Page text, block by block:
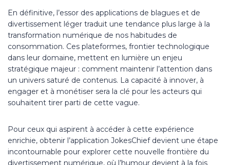
En définitive, l’essor des applications de blagues et de
divertissement léger traduit une tendance plus large à la
transformation numérique de nos habitudes de
consommation. Ces plateformes, frontier technologique
dans leur domaine, mettent en lumière un enjeu
stratégique majeur : comment maintenir l’attention dans
un univers saturé de contenus. La capacité à innover, à
engager et à monétiser sera la clé pour les acteurs qui
souhaitent tirer parti de cette vague.
Pour ceux qui aspirent à accéder à cette expérience
enrichie, obtenir l’application JokesChief devient une étape
incontournable pour explorer cette nouvelle frontière du
divertissement numérique, où l’humour devient à la fois